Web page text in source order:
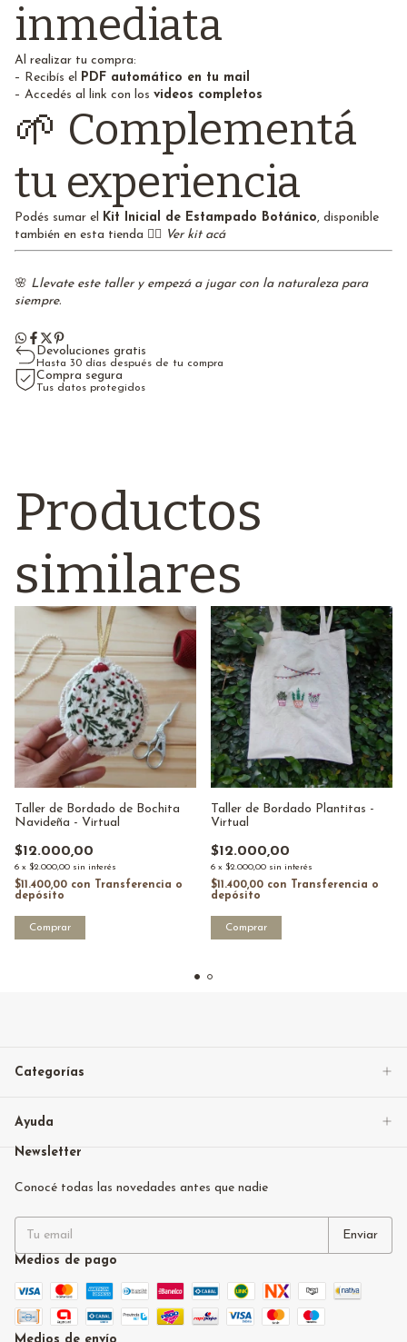
inmediata
Al realizar tu compra:
– Recibís el
PDF automático en tu mail
– Accedés al link con los videos completos
🌱 Complementá
tu experiencia
Podés sumar el Kit Inicial de Estampado Botánico, disponible
también en esta tienda 👉🏻 Ver kit acá
🌸 Llevate este taller y empezá a jugar con la naturaleza para
siempre.
Devoluciones gratis
Hasta 30 días después de tu compra
Compra segura
Tus datos protegidos
Productos
similares
Taller de Bordado de Bochita
Navideña - Virtual
$12.000,00
6 x $2.000,00 sin interés
$11.400,00 con
Transferencia o
depósito
Taller de Bordado Plantitas -
Virtual
$12.000,00
6 x $2.000,00 sin interés
$11.400,00 con
Transferencia o
depósito
Categorías
Ayuda
Newsletter
Conocé todas las novedades antes que nadie
Medios de pago